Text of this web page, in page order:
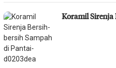
Koramil Sirenja